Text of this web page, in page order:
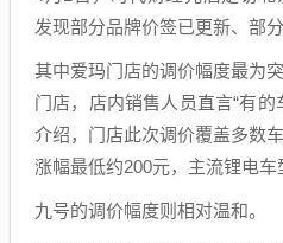
发现部分品牌价签已更新、部
其中爱玛门店的调价幅度最为
门店，店内销售人员直言“有
介绍，门店此次调价覆盖多数
涨幅最低约200元，主流锂电车
九号的调价幅度则相对温和。